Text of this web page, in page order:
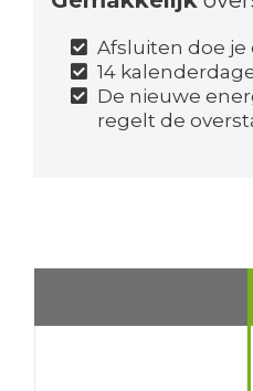
Afsluiten doe
14
De nieuwe
regelt de